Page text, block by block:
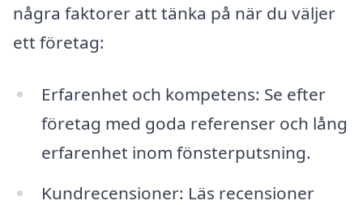
några faktorer att tänka på när du väljer
ett företag:
Erfarenhet och kompetens: Se efter
företag med goda referenser och lång
erfarenhet inom fönsterputsning.
Kundrecensioner: Läs recensioner